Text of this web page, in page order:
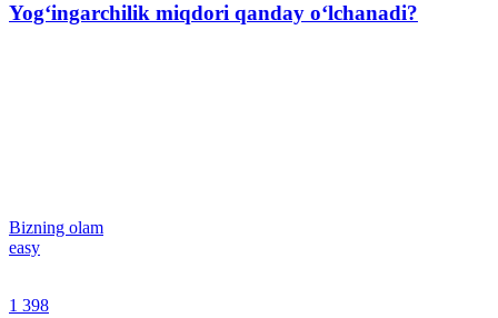
Yog‘ingarchilik miqdori qanday o‘lchanadi?
Bizning olam
easy
1 398